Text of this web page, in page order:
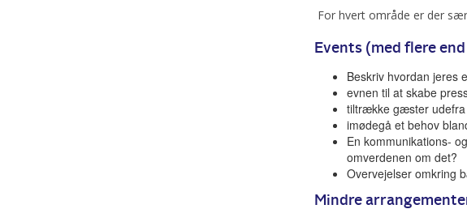
For hvert område er der
Events (med flere
Beskriv hvordan jeres
evnen til at skabe
tiltrække gæster udefra
imødegå et behov
En kommunikations-
omverdenen om det?
Overvejelser omkring
Mindre